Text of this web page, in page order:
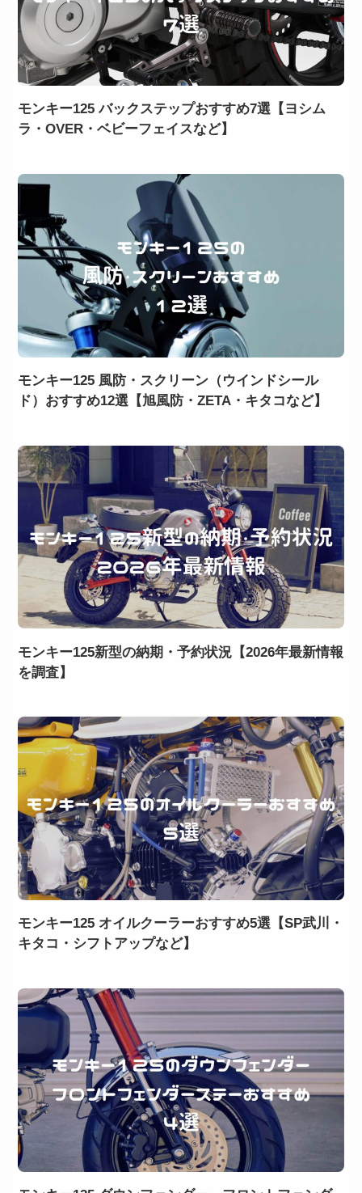
モンキー125 バックステップおすすめ7選【ヨシム
ラ・OVER・ベビーフェイスなど】
モンキー125 風防・スクリーン（ウインドシール
ド）おすすめ12選【旭風防・ZETA・キタコなど】
モンキー125新型の納期・予約状況【2026年最新情報
を調査】
モンキー125 オイルクーラーおすすめ5選【SP武川・
キタコ・シフトアップなど】